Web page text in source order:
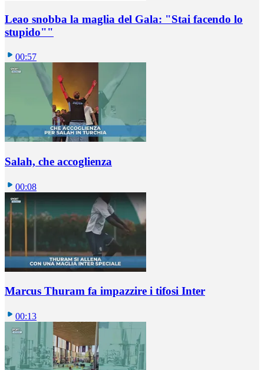
Leao snobba la maglia del Gala: "Stai facendo lo
stupido""
00:57
Salah, che accoglienza
00:08
Marcus Thuram fa impazzire i tifosi Inter
00:13